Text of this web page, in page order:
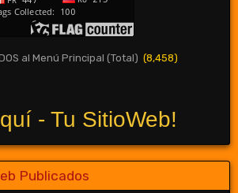
al Menú Principal (Total) (8,458)
- Tu SitioWeb!
Publicados